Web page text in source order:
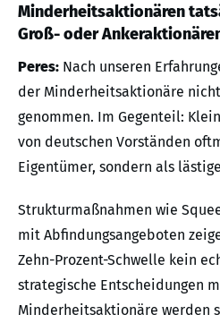
Minderheitsaktionären
Groß- oder
Peres: Nach unseren
der Minderheitsaktionäre
genommen. Im Gegenteil:
von deutschen Vorständen
Eigentümer, sondern als
Strukturmaßnahmen wie
mit Abfindungsangeboten
Zehn-Prozent-Schwelle kein
strategische Entscheidungen
Minderheitsaktionäre werden